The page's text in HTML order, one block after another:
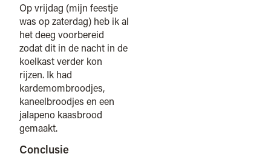
Op vrijdag (mijn feestje
was op zaterdag) heb ik al
het deeg voorbereid
zodat dit in de nacht in de
koelkast verder kon
rijzen. Ik had
kardemombroodjes,
kaneelbroodjes en een
jalapeno kaasbrood
gemaakt.
Conclusie